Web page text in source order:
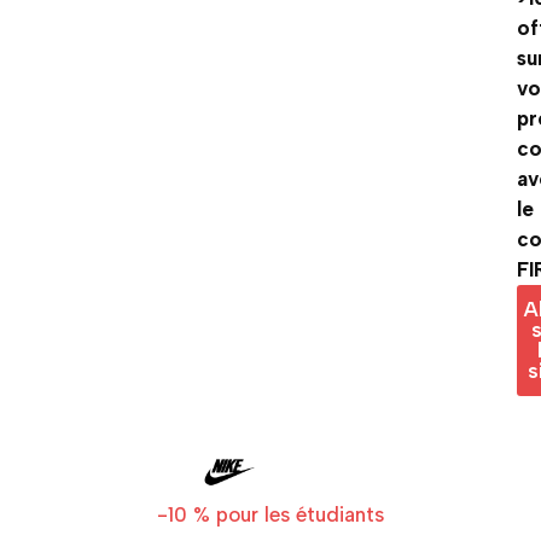
le
-10 % pour les étudiants